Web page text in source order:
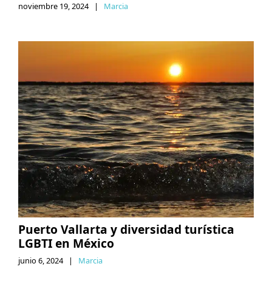
noviembre 19, 2024 | Marcia
Puerto Vallarta y diversidad turística
LGBTI en México
junio 6, 2024 | Marcia